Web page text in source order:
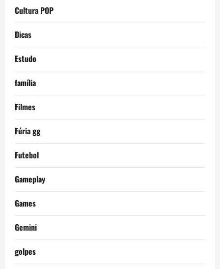
Cultura POP
Dicas
Estudo
família
Filmes
Fúria gg
Futebol
Gameplay
Games
Gemini
golpes